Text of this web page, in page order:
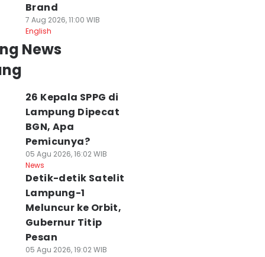
Brand
7 Aug 2026, 11:00 WIB
English
News
26 Kepala SPPG di
Lampung Dipecat
BGN, Apa
Pemicunya?
05 Agu 2026, 16:02 WIB
News
Detik-detik Satelit
Lampung-1
Meluncur ke Orbit,
Gubernur Titip
Pesan
05 Agu 2026, 19:02 WIB